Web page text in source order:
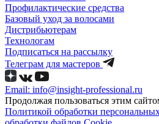
Профилактические средства
Базовый уход за волосами
Дистрибьютерам
Технологам
Подписаться на рассылку
Телеграм для мастеров
Email: info@insight-professional.ru
Продолжая пользоваться этим
Политикой обработки